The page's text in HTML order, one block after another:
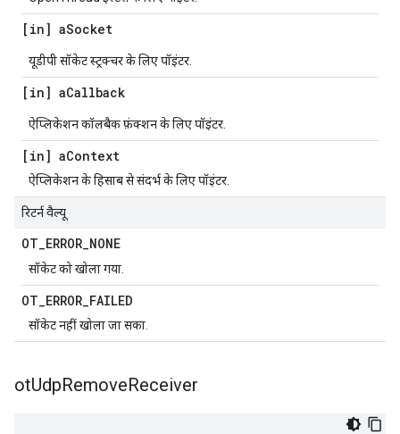
[in] aSocket
यूडीपी सॉकेट स्ट्रक्चर के लिए पॉइंटर.
[in] aCallback
ऐप्लिकेशन कॉलबैक फ़ंक्शन के लिए पॉइंटर.
[in] aContext
ऐप्लिकेशन के हिसाब से संदर्भ के लिए पॉइंटर.
रिटर्न वैल्यू
OT_ERROR_NONE
सॉकेट को खोला गया.
OT_ERROR_FAILED
सॉकेट नहीं खोला जा सका.
otUdpRemoveReceiver